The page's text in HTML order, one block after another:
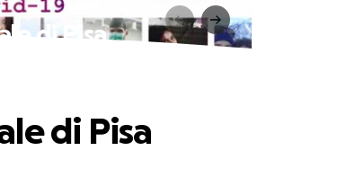
di Pisa
di Pisa